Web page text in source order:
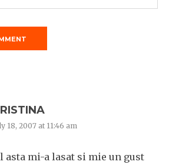
18, 2007 at 11:46 am
asta mi-a lasat si mie un gust